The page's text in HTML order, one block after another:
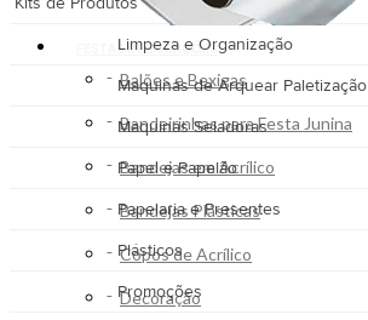
FESTAS DECORAÇÕES
Balões e Bexigas
Bandeirinhas para Festa Junina
Bandejas em Acrílico
Bandejas Plásticas
Copos de Acrílico
Decoração
Limpeza e Organização
Maquinas de Arquear Paletização
Maquinas Seladoras
Papel e Papelão
Papelaria e Presentes
Plásticos
Promoções